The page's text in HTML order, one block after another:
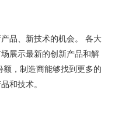
品、新技术的机会。 各大
展示最新的创新产品和解
，制造商能够找到更多的
和技术。